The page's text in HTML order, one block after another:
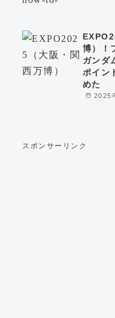
2025
博）！
ガンダ
ポイン
めた
スポンサーリンク